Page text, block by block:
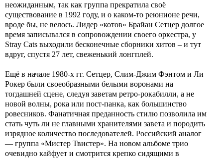
неожиданным, так как группа прекратила своё
существование в 1992 году, и о каком-то реюнионе речи,
вроде бы, не велось. Лидер «котов» Брайан Сетцер долгое
время записывался в сопровождении своего оркестра, у
Stray Cats выходили бесконечные сборники хитов – и тут
вдруг, спустя 27 лет, свеженький лонгплей.
Ещё в начале 1980-х гг. Сетцер, Слим-Джим Фэнтом и Ли
Рокер были своеобразными белыми воронами на
тогдашней сцене, следуя заветам ретро-рокабилли, а не
новой волны, рока или пост-панка, как большинство
ровесников. Фанатичная преданность стилю позволила им
стать чуть ли не главными хранителями завета и породить
изрядное количество последователей. Российский аналог
— группа «Мистер Твистер». На новом альбоме трио
очевидно кайфует и смотрится крепко сидящими в